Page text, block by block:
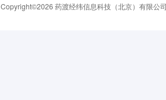
Copyright©2026 药渡经纬信息科技（北京）有限公